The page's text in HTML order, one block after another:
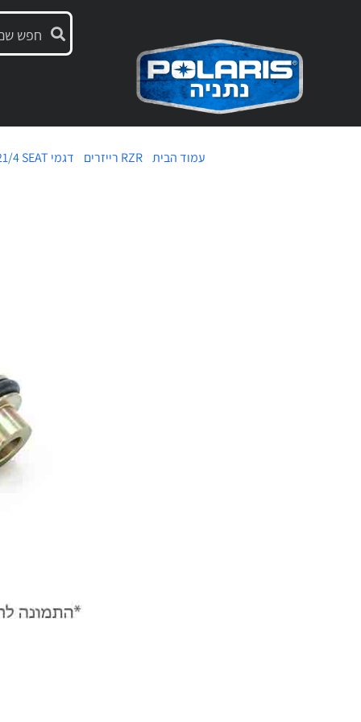
עמוד הבית /RZR רייזרים דגמי 1000s 4 SEAT